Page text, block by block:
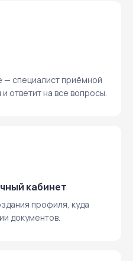
— специалист приёмной
ответит на все вопросы.
кабинет
профиля, куда
документов.